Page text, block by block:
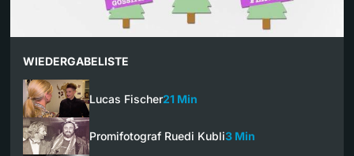
WIEDERGABELISTE
Lucas Fischer21 Min
Promifotograf Ruedi Kubli3 Min